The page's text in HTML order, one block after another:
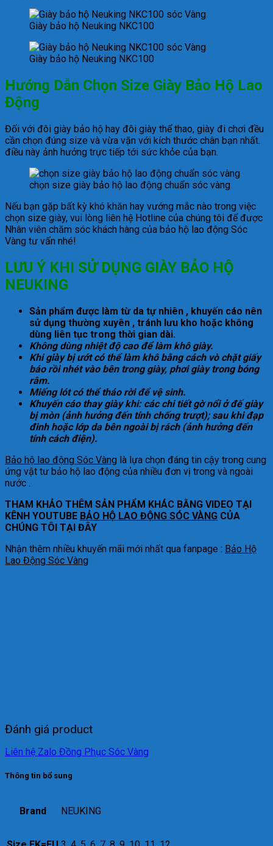
Giày bảo hộ Neuking NKC100
Giày bảo hộ Neuking NKC100
Hướng Dẫn Chọn Size Giày Bảo Hộ Lao
Động
Đối với đôi giày bảo hộ hay đôi giày thể thao, giày đi chơi đều
cần chọn đúng size và vừa vặn với kích thước chân bạn nhất.
điều này ảnh hưởng trực tiếp tới sức khỏe của bạn.
chọn size giày bảo hộ lao động chuẩn sóc vàng
Nếu bạn gặp bất kỳ khó khăn hay vướng mắc nào trong việc
chọn size giày, vui lòng liên hệ Hotline của chúng tôi để được
Nhân viên chăm sóc khách hàng của bảo hộ lao động Sóc
Vàng tư vấn nhé!
LƯU Ý KHI SỬ DỤNG GIÀY BẢO HỘ
NEUKING
Sản phẩm được làm từ da tự nhiên , khuyến cáo nên
sử dụng thường xuyên , tránh lưu kho hoặc không
dùng liên tục trong thời gian dài.
Không dùng nhiệt độ cao để làm khô giày.
Khi giày bị ướt có thể làm khô bằng cách vò chặt giấy
báo rồi nhét vào bên trong giày, phơi giày trong bóng
râm.
Miếng lót có thể tháo rời để vệ sinh.
Khuyến cáo thay giày khi: các chi tiết gờ nổi ở đế giày
bị mòn (ảnh hưởng đến tính chống trượt); sau khi đạp
đinh hoặc lớp da bên ngoài bị rách (ảnh hưởng đến
tính cách điện).
Bảo hộ lao động Sóc Vàng là lựa chọn đáng tin cậy trong cung
ứng vật tư bảo hộ lao động của nhiều đơn vị trong và ngoài
nước .
THAM KHẢO THÊM SẢN PHẨM KHÁC BẰNG VIDEO TẠI
KÊNH YOUTUBE BẢO HỘ LAO ĐỘNG SÓC VÀNG CỦA
CHÚNG TÔI TẠI ĐÂY
Nhận thêm nhiều khuyến mãi mới nhất qua fanpage : Bảo Hộ
Lao Động Sóc Vàng
Đánh giá product
Liên hệ Zalo Đồng Phục Sóc Vàng
Thông tin bổ sung
Brand NEUKING